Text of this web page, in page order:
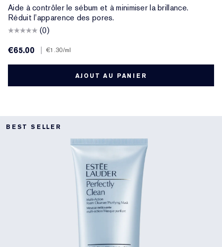
Aide à contrôler le sébum et à minimiser la brillance.
Réduit l’apparence des pores.
(0)
€65.00
€1.30/ml
AJOUT AU PANIER
BEST SELLER